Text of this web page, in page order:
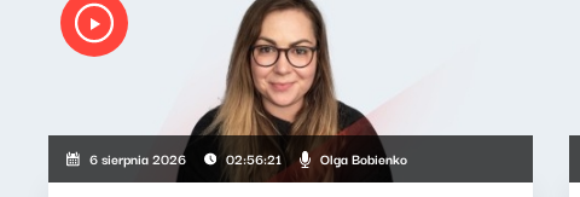
6 sierpnia 2026 02:56:21 Olga Bobienko